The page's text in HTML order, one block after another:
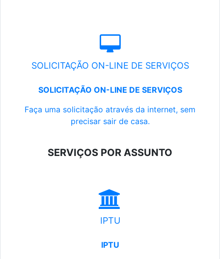
SOLICITAÇÃO ON-LINE DE SERVIÇOS
SOLICITAÇÃO ON-LINE DE SERVIÇOS
Faça uma solicitação através da internet, sem
precisar sair de casa.
SERVIÇOS POR ASSUNTO
IPTU
IPTU